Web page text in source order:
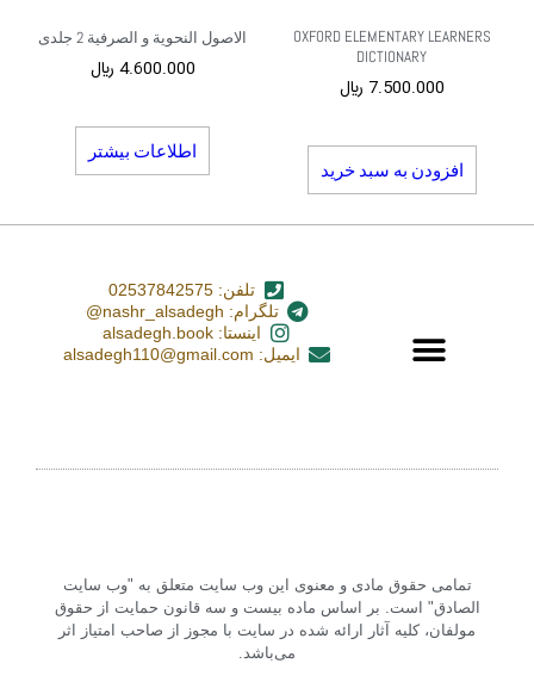
OXFORD ELEMENTARY LEARNERS
DICTIONARY
7.500.000 ﷼
افزودن به سبد خرید
الاصول النحویة و الصرفیة 2 جلدی
4.600.000 ﷼
اطلاعات بیشتر
تلفن: 02537842575
تلگرام: nashr_alsadegh@
اینستا: alsadegh.book
ایمیل: alsadegh110@gmail.com
تمامی حقوق مادی و معنوی این وب سایت متعلق به "وب سایت
الصادق" است. بر اساس ماده بیست و سه قانون حمایت از حقوق
مولفان، کلیه آثار ارائه شده در سایت با مجوز از صاحب امتیاز اثر
می‌باشد.‏